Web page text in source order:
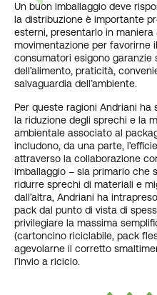
Un buon imballaggio deve
la distribuzione è importante
esterni, presentarlo in
movimentazione per favorirne
consumatori esigono garanzie
dell’alimento, praticità,
salvaguardia dell’ambiente.
Per queste ragioni Andriani
la riduzione degli sprechi e la
ambientale associato al
includono, da una parte,
attraverso la collaborazione
imballaggio – sia primario che
ridurre sprechi di materiali e
dall’altra, Andriani ha
pack dal punto di vista di
privilegiare la massima
(cartoncino riciclabile, pack
agevolarne il corretto
l’invio a riciclo.